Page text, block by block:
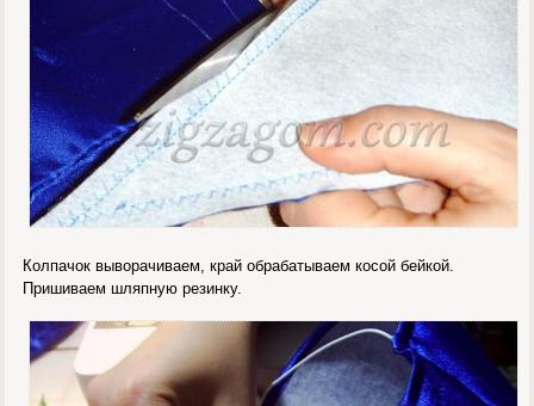
Колпачок выворачиваем, край обрабатываем косой бейкой.
Пришиваем шляпную резинку.